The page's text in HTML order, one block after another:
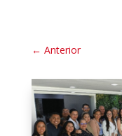
← Anterior